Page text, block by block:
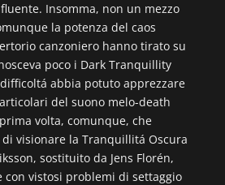
Insomma, non un mezzo
la potenza del caos
canzoniero hanno tirato su
poco i Dark Tranquillity
abbia potuto apprezzare
del suono melo-death
volta, comunque, che
visionare la Tranquillitá Oscura
sostituito da Jens Florén,
con vistosi problemi di settaggio